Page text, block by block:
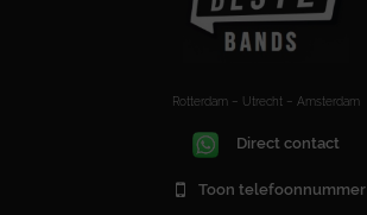
Rotterdam – Utrecht – Amsterdam
Direct contact
Toon telefoonnummer